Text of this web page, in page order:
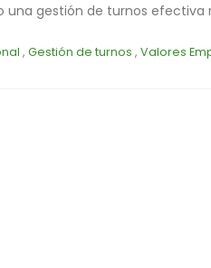
una gestión de turnos
, Gestión de turnos , Valores